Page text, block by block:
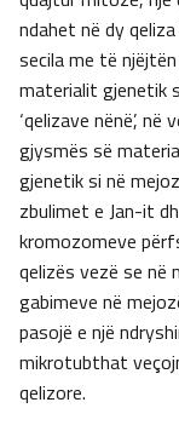
ndahet në dy qeliza
secila me të
materialit gjenetik
‘qelizave nënë’, në
gjysmës së
gjenetik si në
zbulimet e Jan-it
kromozomeve
qelizës vezë se në
gabimeve në
pasojë e një
mikrotubthat
qelizore.